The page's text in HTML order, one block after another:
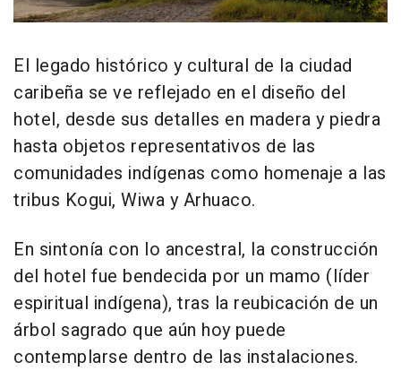
El legado histórico y cultural de la ciudad
caribeña se ve reflejado en el diseño del
hotel, desde sus detalles en madera y piedra
hasta objetos representativos de las
comunidades indígenas como homenaje a las
tribus Kogui, Wiwa y Arhuaco.
En sintonía con lo ancestral, la construcción
del hotel fue bendecida por un mamo (líder
espiritual indígena), tras la reubicación de un
árbol sagrado que aún hoy puede
contemplarse dentro de las instalaciones.